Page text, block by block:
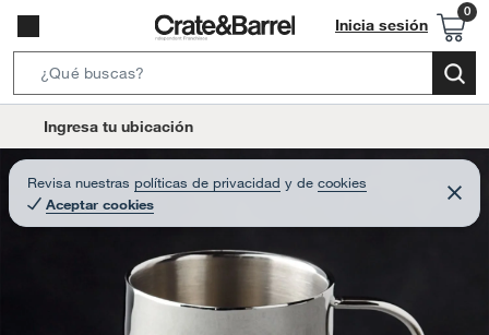
Inicia sesión
e
r
c
a
o
t
Ingresa tu ubicación
Revisa nuestras políticas de privacidad y de cookies
Aceptar cookies
C
e
r